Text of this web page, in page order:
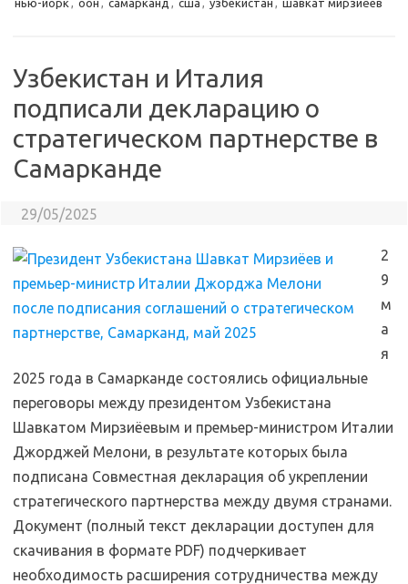
нью-йорк , оон , самарканд , сша , узбекистан , шавкат мирзиёев
Узбекистан и Италия
подписали декларацию о
стратегическом партнерстве в
Самарканде
29/05/2025
2
9
м
а
я
2025 года в Самарканде состоялись официальные
переговоры между президентом Узбекистана
Шавкатом Мирзиёевым и премьер-министром Италии
Джорджей Мелони, в результате которых была
подписана Совместная декларация об укреплении
стратегического партнерства между двумя странами.
Документ (полный текст декларации доступен для
скачивания в формате PDF) подчеркивает
необходимость расширения сотрудничества между